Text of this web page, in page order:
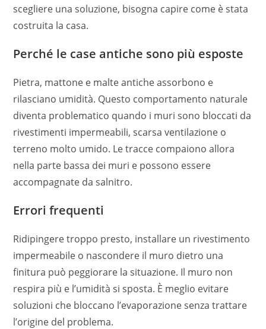
scegliere una soluzione, bisogna capire come è stata
costruita la casa.
Perché le case antiche sono più esposte
Pietra, mattone e malte antiche assorbono e
rilasciano umidità. Questo comportamento naturale
diventa problematico quando i muri sono bloccati da
rivestimenti impermeabili, scarsa ventilazione o
terreno molto umido. Le tracce compaiono allora
nella parte bassa dei muri e possono essere
accompagnate da salnitro.
Errori frequenti
Ridipingere troppo presto, installare un rivestimento
impermeabile o nascondere il muro dietro una
finitura può peggiorare la situazione. Il muro non
respira più e l’umidità si sposta. È meglio evitare
soluzioni che bloccano l’evaporazione senza trattare
l’origine del problema.